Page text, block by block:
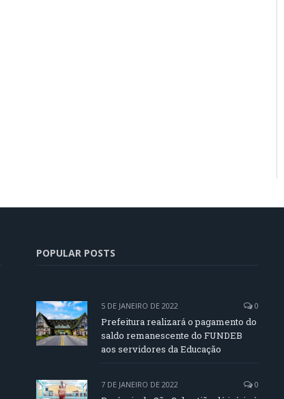
POPULAR POSTS
5 DE JANEIRO DE 2022 0
Prefeitura realizará o pagamento do
saldo remanescente do FUNDEB
aos servidores da Educação
7 DE JANEIRO DE 2022 0